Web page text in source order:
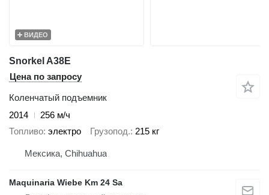
ВИДЕО
Snorkel A38E
Цена по запросу
Коленчатый подъемник
2014
256 м/ч
Топливо электро Грузопод. 215 кг
Мексика, Chihuahua
Maquinaria Wiebe Km 24 Sa